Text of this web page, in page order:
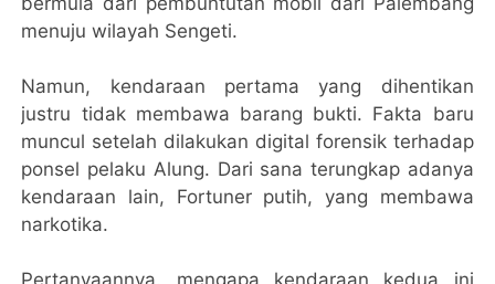
menuju wilayah Sengeti.
Namun, kendaraan pertama yang dihentikan
justru tidak membawa barang bukti. Fakta baru
muncul setelah dilakukan digital forensik terhadap
ponsel pelaku Alung. Dari sana terungkap adanya
kendaraan lain, Fortuner putih, yang membawa
narkotika.